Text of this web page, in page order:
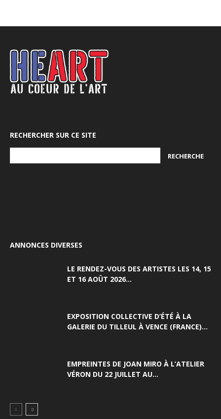
RECHERCHER SUR CE SITE
ANNONCES DIVERSES
LE RENDEZ-VOUS DES ARTISTES LES 14, 15
ET 16 AOÛT 2026...
EXPOSITION COLLECTIVE D’ÉTÉ À LA
GALERIE DU TILLEUL À VENCE (FRANCE)...
EMPREINTES DE JOAN MIRO À L’ATELIER
VÉRON DU 22 JUILLET AU...